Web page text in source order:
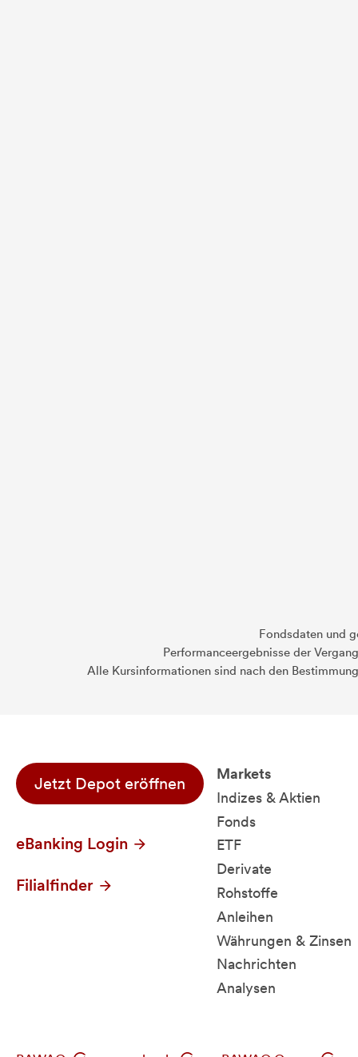
Fondsdaten und
Performanceergebnisse der
Alle Kursinformationen sind nach den
Jetzt Depot eröffnen
eBanking Login
Filialfinder
Markets
Indizes & Aktien
Fonds
ETF
Derivate
Rohstoffe
Anleihen
Währungen & Zinsen
Nachrichten
Analysen